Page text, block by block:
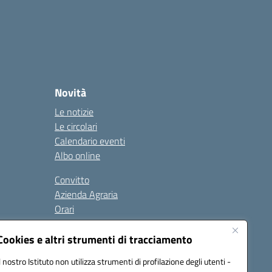
e altri strumenti di tracciamento
nostro Istituto non utilizza strumenti di profilazione degli utenti -
Novità
Le notizie
Le circolari
Calendario eventi
Albo online
Convitto
Azienda Agraria
Orari
Contatti
Privacy Policy